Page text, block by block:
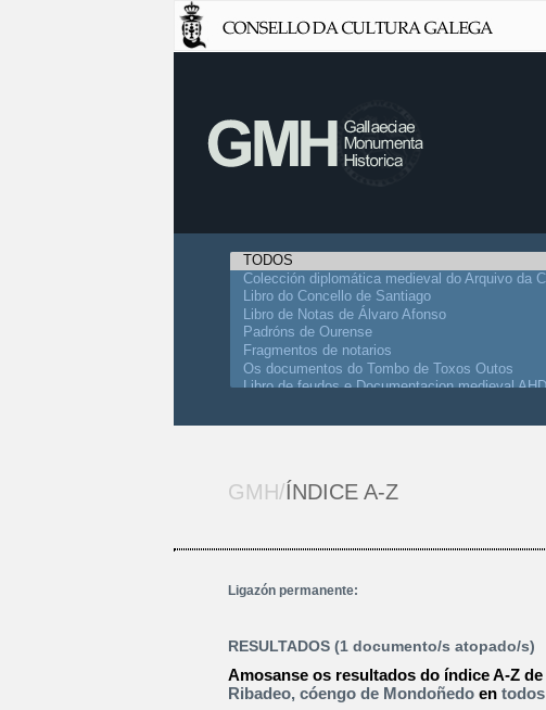
GMH/ÍNDICE A-Z
Ligazón permanente:
RESULTADOS (1 documento/s atopado/s)
Amosanse os resultados do índice A-Z de
Ribadeo, cóengo de Mondoñedo en todos